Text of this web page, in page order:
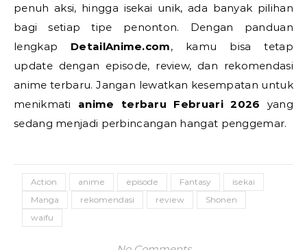
penuh aksi, hingga isekai unik, ada banyak pilihan
bagi setiap tipe penonton. Dengan panduan
lengkap DetailAnime.com, kamu bisa tetap
update dengan episode, review, dan rekomendasi
anime terbaru. Jangan lewatkan kesempatan untuk
menikmati anime terbaru Februari 2026 yang
sedang menjadi perbincangan hangat penggemar.
Action anime episode Fantasy
isekai
Manga
rekomendasi review
Shonen
waifu